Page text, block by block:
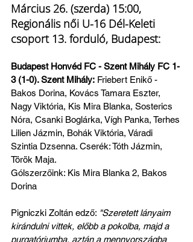
Március 26. (szerda) 15:00,
Regionális női U-16 Dél-Keleti
csoport 13. forduló, Budapest:
Budapest Honvéd FC - Szent Mihály FC 1-
3 (1-0). Szent Mihály: Friebert Enikő -
Bakos Dorina, Kovács Tamara Eszter,
Nagy Viktória, Kis Mira Blanka, Sosterics
Nóra, Csanki Boglárka, Vígh Panka, Terhes
Lilien Jázmin, Bohák Viktória, Váradi
Szintia Dzsenna. Cserék: Tóth Jázmin,
Török Maja.
Gólszerzőink: Kis Mira Blanka 2, Bakos
Dorina
Pigniczki Zoltán edző: "Szeretett lányaim
kirándulni vittek, előbb a pokolba, majd a
purgatóriumba, aztán a mennyországba